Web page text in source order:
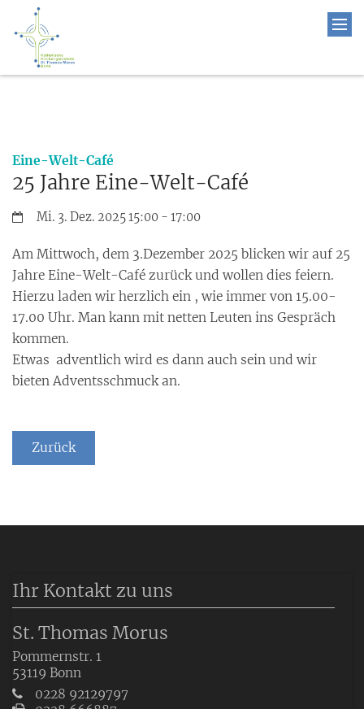
Eine-Welt-Café
25 Jahre Eine-Welt-Café
Datum:Mi. 3. Dez. 2025 15:00 - 17:00
Am Mittwoch, dem 3.Dezember 2025 blicken wir auf 25
Jahre Eine-Welt-Café zurück und wollen dies feiern.
Hierzu laden wir herzlich ein , wie immer von 15.00-
17.00 Uhr. Man kann mit netten Leuten ins Gespräch
kommen.
Etwas adventlich wird es dann auch sein und wir
bieten Adventsschmuck an.
Zurück
Ihr Kontakt zu uns
St. Thomas Morus
Pommernstr. 1
53119 Bonn
0228 92129797